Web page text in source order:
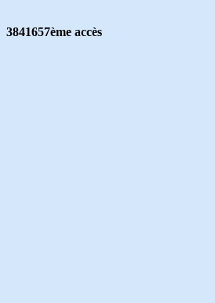
3841657ème accès